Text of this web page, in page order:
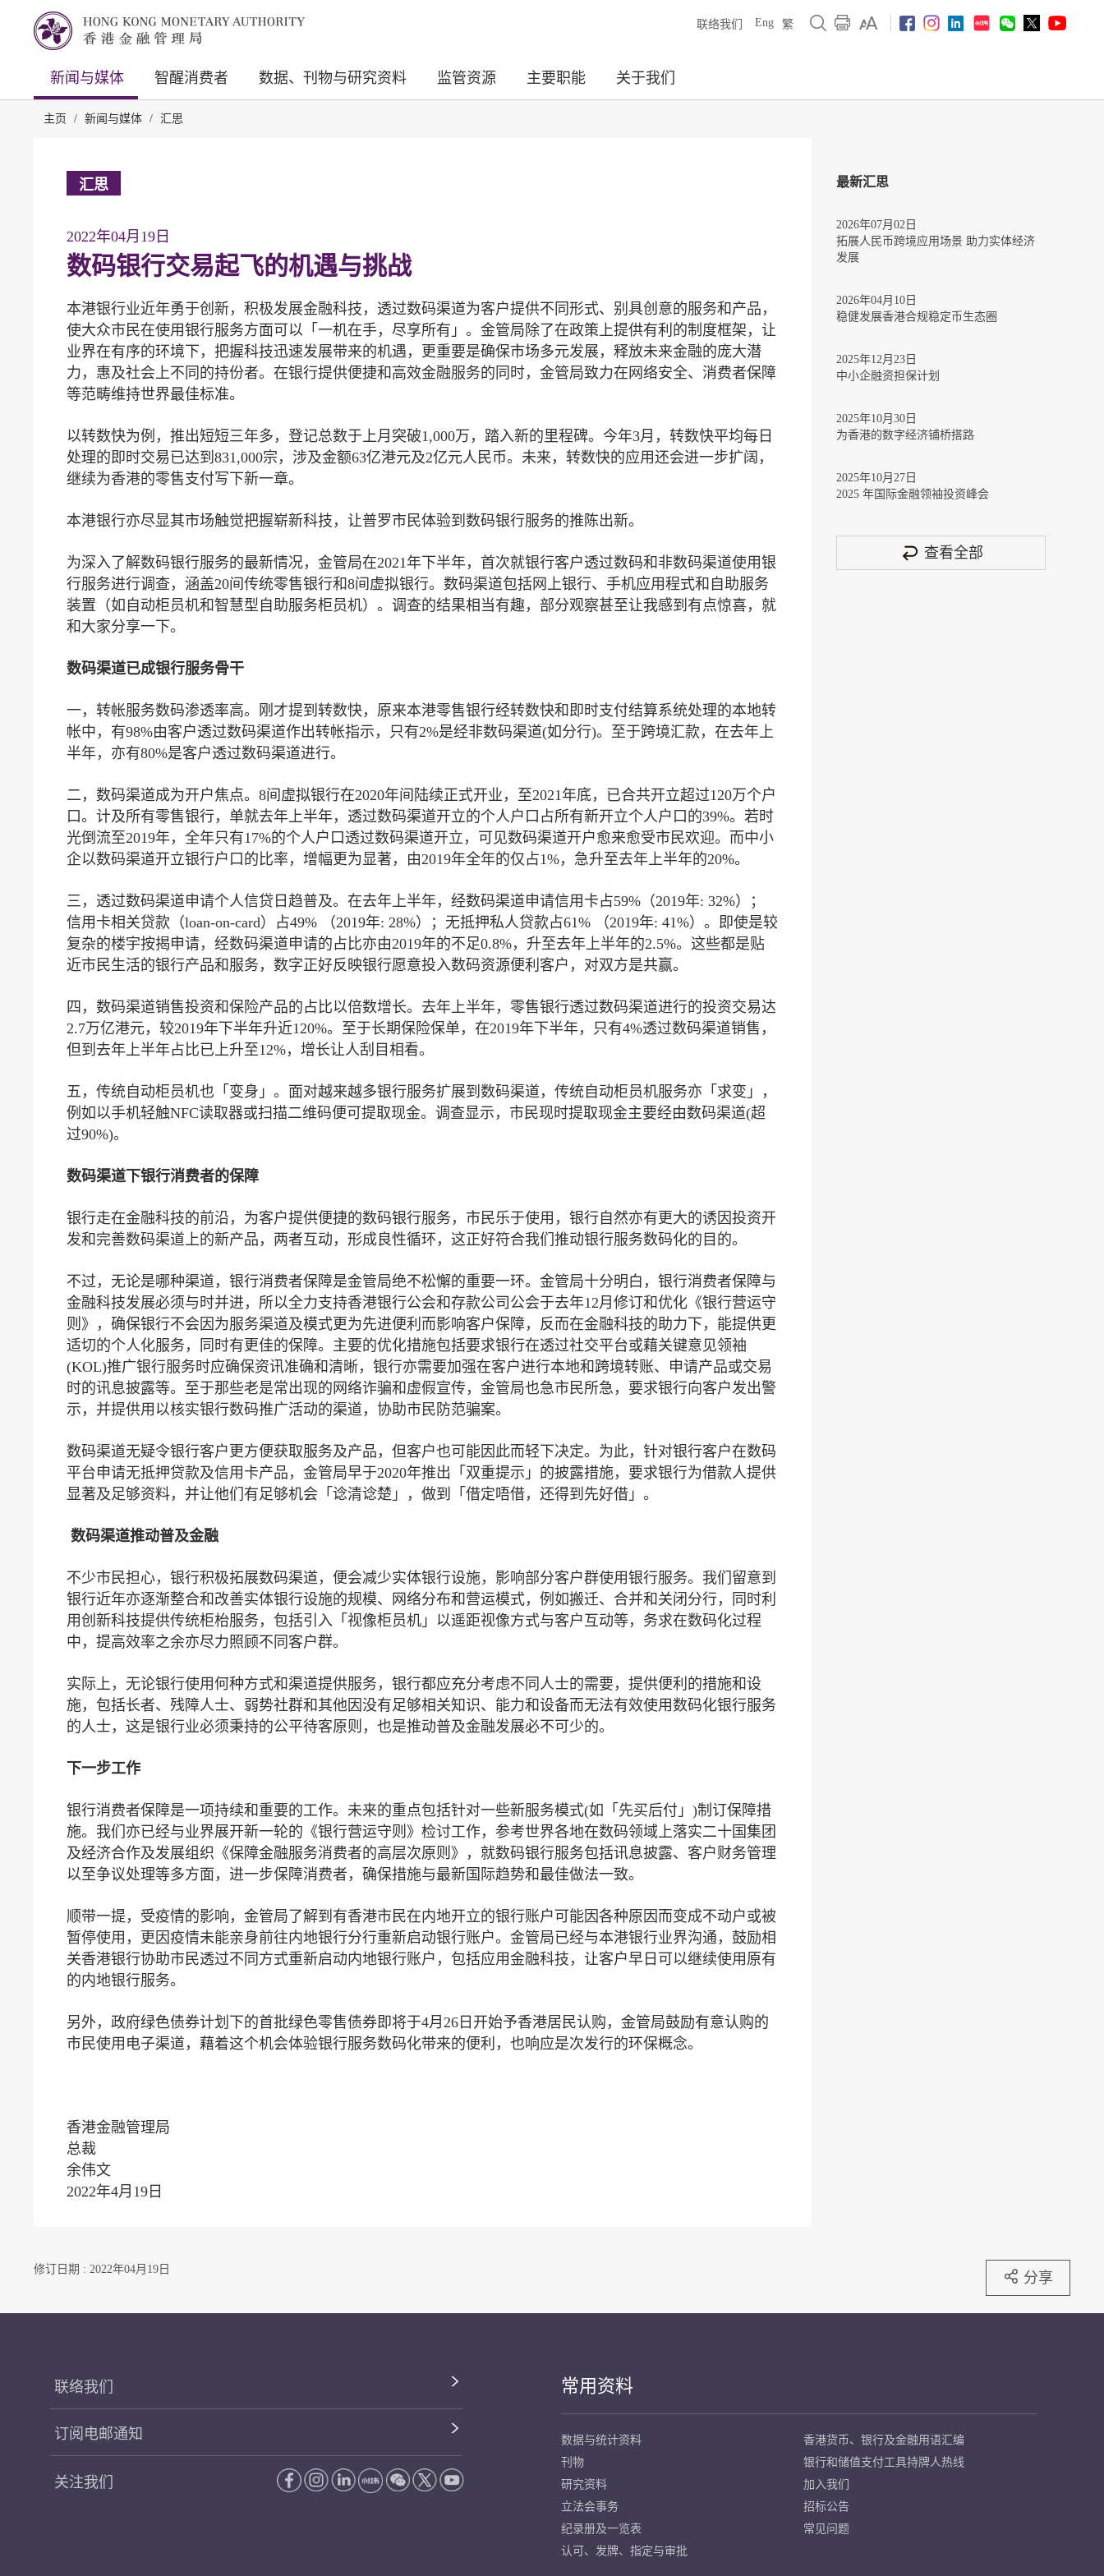
联络我们 Eng 繁
新闻与媒体 智醒消费者 数据、刊物与研究资料 监管资源 主要职能 关于我们
主页 / 新闻与媒体 / 汇思
汇思
2022年04月19日
数码银行交易起飞的机遇与挑战
本港银行业近年勇于创新，积极发展金融科技，透过数码渠道为客户提供不同形式、别具创意的服务和产品，
使大众市民在使用银行服务方面可以「一机在手，尽享所有」。金管局除了在政策上提供有利的制度框架，让
业界在有序的环境下，把握科技迅速发展带来的机遇，更重要是确保市场多元发展，释放未来金融的庞大潜
力，惠及社会上不同的持份者。在银行提供便捷和高效金融服务的同时，金管局致力在网络安全、消费者保障
等范畴维持世界最佳标准。
以转数快为例，推出短短三年多，登记总数于上月突破1,000万，踏入新的里程碑。今年3月，转数快平均每日
处理的即时交易已达到831,000宗，涉及金额63亿港元及2亿元人民币。未来，转数快的应用还会进一步扩阔，
继续为香港的零售支付写下新一章。
本港银行亦尽显其市场触觉把握崭新科技，让普罗市民体验到数码银行服务的推陈出新。
为深入了解数码银行服务的最新情况，金管局在2021年下半年，首次就银行客户透过数码和非数码渠道使用银
行服务进行调查，涵盖20间传统零售银行和8间虚拟银行。数码渠道包括网上银行、手机应用程式和自助服务
装置（如自动柜员机和智慧型自助服务柜员机）。调查的结果相当有趣，部分观察甚至让我感到有点惊喜，就
和大家分享一下。
数码渠道已成银行服务骨干
一，转帐服务数码渗透率高。刚才提到转数快，原来本港零售银行经转数快和即时支付结算系统处理的本地转
帐中，有98%由客户透过数码渠道作出转帐指示，只有2%是经非数码渠道(如分行)。至于跨境汇款，在去年上
半年，亦有80%是客户透过数码渠道进行。
二，数码渠道成为开户焦点。8间虚拟银行在2020年间陆续正式开业，至2021年底，已合共开立超过120万个户
口。计及所有零售银行，单就去年上半年，透过数码渠道开立的个人户口占所有新开立个人户口的39%。若时
光倒流至2019年，全年只有17%的个人户口透过数码渠道开立，可见数码渠道开户愈来愈受市民欢迎。而中小
企以数码渠道开立银行户口的比率，增幅更为显著，由2019年全年的仅占1%，急升至去年上半年的20%。
三，透过数码渠道申请个人信贷日趋普及。在去年上半年，经数码渠道申请信用卡占59%（2019年: 32%）；
信用卡相关贷款（loan-on-card）占49% （2019年: 28%）；无抵押私人贷款占61% （2019年: 41%）。即使是较
复杂的楼宇按揭申请，经数码渠道申请的占比亦由2019年的不足0.8%，升至去年上半年的2.5%。这些都是贴
近市民生活的银行产品和服务，数字正好反映银行愿意投入数码资源便利客户，对双方是共赢。
四，数码渠道销售投资和保险产品的占比以倍数增长。去年上半年，零售银行透过数码渠道进行的投资交易达
2.7万亿港元，较2019年下半年升近120%。至于长期保险保单，在2019年下半年，只有4%透过数码渠道销售，
但到去年上半年占比已上升至12%，增长让人刮目相看。
五，传统自动柜员机也「变身」。面对越来越多银行服务扩展到数码渠道，传统自动柜员机服务亦「求变」，
例如以手机轻触NFC读取器或扫描二维码便可提取现金。调查显示，市民现时提取现金主要经由数码渠道(超
过90%)。
数码渠道下银行消费者的保障
银行走在金融科技的前沿，为客户提供便捷的数码银行服务，市民乐于使用，银行自然亦有更大的诱因投资开
发和完善数码渠道上的新产品，两者互动，形成良性循环，这正好符合我们推动银行服务数码化的目的。
不过，无论是哪种渠道，银行消费者保障是金管局绝不松懈的重要一环。金管局十分明白，银行消费者保障与
金融科技发展必须与时并进，所以全力支持香港银行公会和存款公司公会于去年12月修订和优化《银行营运守
则》，确保银行不会因为服务渠道及模式更为先进便利而影响客户保障，反而在金融科技的助力下，能提供更
适切的个人化服务，同时有更佳的保障。主要的优化措施包括要求银行在透过社交平台或藉关键意见领袖
(KOL)推广银行服务时应确保资讯准确和清晰，银行亦需要加强在客户进行本地和跨境转账、申请产品或交易
时的讯息披露等。至于那些老是常出现的网络诈骗和虚假宣传，金管局也急市民所急，要求银行向客户发出警
示，并提供用以核实银行数码推广活动的渠道，协助市民防范骗案。
数码渠道无疑令银行客户更方便获取服务及产品，但客户也可能因此而轻下决定。为此，针对银行客户在数码
平台申请无抵押贷款及信用卡产品，金管局早于2020年推出「双重提示」的披露措施，要求银行为借款人提供
显著及足够资料，并让他们有足够机会「谂清谂楚」，做到「借定唔借，还得到先好借」。
数码渠道推动普及金融
不少市民担心，银行积极拓展数码渠道，便会减少实体银行设施，影响部分客户群使用银行服务。我们留意到
银行近年亦逐渐整合和改善实体银行设施的规模、网络分布和营运模式，例如搬迁、合并和关闭分行，同时利
用创新科技提供传统柜枱服务，包括引入「视像柜员机」以遥距视像方式与客户互动等，务求在数码化过程
中，提高效率之余亦尽力照顾不同客户群。
实际上，无论银行使用何种方式和渠道提供服务，银行都应充分考虑不同人士的需要，提供便利的措施和设
施，包括长者、残障人士、弱势社群和其他因没有足够相关知识、能力和设备而无法有效使用数码化银行服务
的人士，这是银行业必须秉持的公平待客原则，也是推动普及金融发展必不可少的。
下一步工作
银行消费者保障是一项持续和重要的工作。未来的重点包括针对一些新服务模式(如「先买后付」)制订保障措
施。我们亦已经与业界展开新一轮的《银行营运守则》检讨工作，参考世界各地在数码领域上落实二十国集团
及经济合作及发展组织《保障金融服务消费者的高层次原则》，就数码银行服务包括讯息披露、客户财务管理
以至争议处理等多方面，进一步保障消费者，确保措施与最新国际趋势和最佳做法一致。
顺带一提，受疫情的影响，金管局了解到有香港市民在内地开立的银行账户可能因各种原因而变成不动户或被
暂停使用，更因疫情未能亲身前往内地银行分行重新启动银行账户。金管局已经与本港银行业界沟通，鼓励相
关香港银行协助市民透过不同方式重新启动内地银行账户，包括应用金融科技，让客户早日可以继续使用原有
的内地银行服务。
另外，政府绿色债券计划下的首批绿色零售债券即将于4月26日开始予香港居民认购，金管局鼓励有意认购的
市民使用电子渠道，藉着这个机会体验银行服务数码化带来的便利，也响应是次发行的环保概念。
香港金融管理局
总裁
余伟文
2022年4月19日
最新汇思
2026年07月02日
拓展人民币跨境应用场景 助力实体经济
发展
2026年04月10日
稳健发展香港合规稳定币生态圈
2025年12月23日
中小企融资担保计划
2025年10月30日
为香港的数字经济铺桥搭路
2025年10月27日
2025 年国际金融领袖投资峰会
查看全部
修订日期 : 2022年04月19日 分享
联络我们
订阅电邮通知
关注我们
常用资料
数据与统计资料
刊物
研究资料
立法会事务
纪录册及一览表
认可、发牌、指定与审批
香港货币、银行及金融用语汇编
银行和储值支付工具持牌人热线
加入我们
招标公告
常见问题